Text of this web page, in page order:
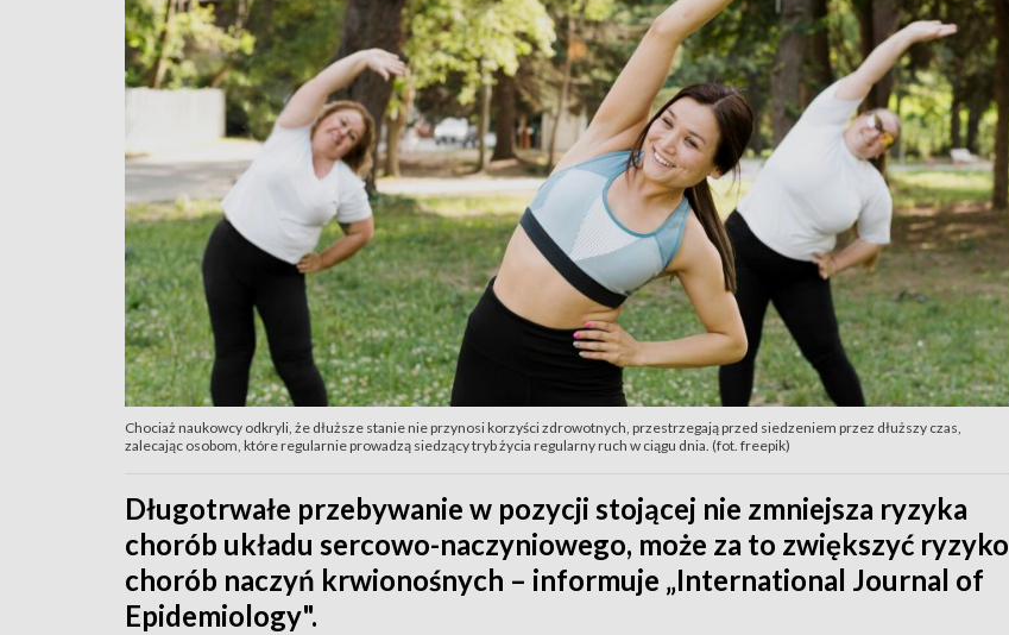
Chociaż naukowcy odkryli, że dłuższe stanie nie przynosi korzyści zdrowotnych, przestrzegają przed siedzeniem przez dłuższy czas,
zalecając osobom, które regularnie prowadzą siedzący tryb życia regularny ruch w ciągu dnia. (fot. freepik)
Długotrwałe przebywanie w pozycji stojącej nie zmniejsza ryzyka
chorób układu sercowo-naczyniowego, może za to zwiększyć ryzyko
chorób naczyń krwionośnych – informuje „International Journal of
Epidemiology".